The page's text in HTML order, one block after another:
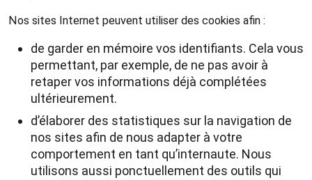
Nos sites Internet peuvent utiliser des cookies afin :
de garder en mémoire vos identifiants. Cela vous
permettant, par exemple, de ne pas avoir à
retaper vos informations déjà complétées
ultérieurement.
d’élaborer des statistiques sur la navigation de
nos sites afin de nous adapter à votre
comportement en tant qu’internaute. Nous
utilisons aussi ponctuellement des outils qui